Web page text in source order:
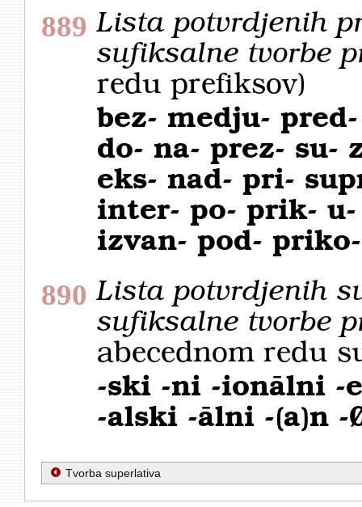
889 Lista potvrdjenih
sufiksalne tvorbe
redu prefiksov)
bez- medju-
do- na- prez- su-
eks- nad- pri-
inter- po- prik- u-
izvan- pod-
890 Lista potvrdjenih
sufiksalne tvorbe
abecednom redu
-ski -ni -ionālni -
-alski -ālni -(a)n -
Tvorba superlativa